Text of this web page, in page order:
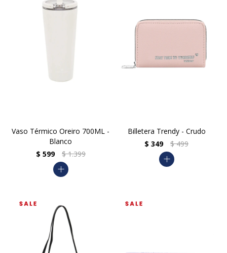
Vaso Térmico Oreiro 700ML -
Blanco
$ 599 $ 1.399
add
Billetera Trendy - Crudo
$ 349 $ 499
add